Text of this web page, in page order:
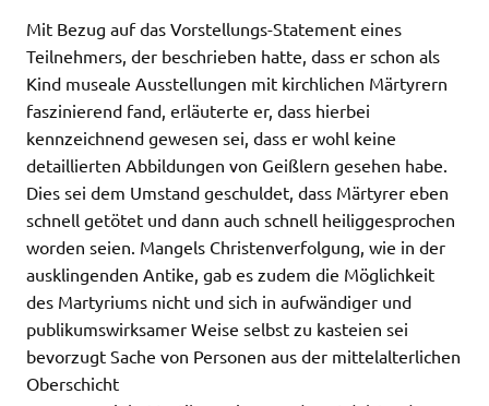
Mit Bezug auf das Vorstellungs-Statement eines
Teilnehmers, der beschrieben hatte, dass er schon als
Kind museale Ausstellungen mit kirchlichen Märtyrern
faszinierend fand, erläuterte er, dass hierbei
kennzeichnend gewesen sei, dass er wohl keine
detaillierten Abbildungen von Geißlern gesehen habe.
Dies sei dem Umstand geschuldet, dass Märtyrer eben
schnell getötet und dann auch schnell heiliggesprochen
worden seien. Mangels Christenverfolgung, wie in der
ausklingenden Antike, gab es zudem die Möglichkeit
des Martyriums nicht und sich in aufwändiger und
publikumswirksamer Weise selbst zu kasteien sei
bevorzugt Sache von Personen aus der mittelalterlichen
Oberschicht